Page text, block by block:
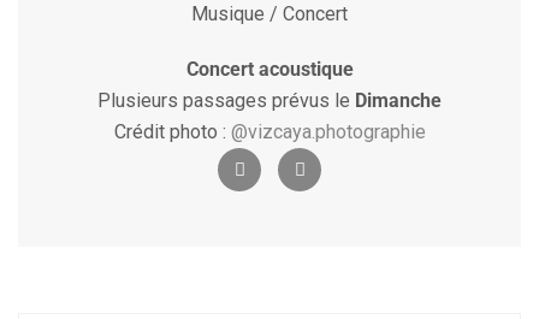
Musique / Concert
Concert acoustique
Plusieurs passages prévus le Dimanche
Crédit photo : @vizcaya.photographie